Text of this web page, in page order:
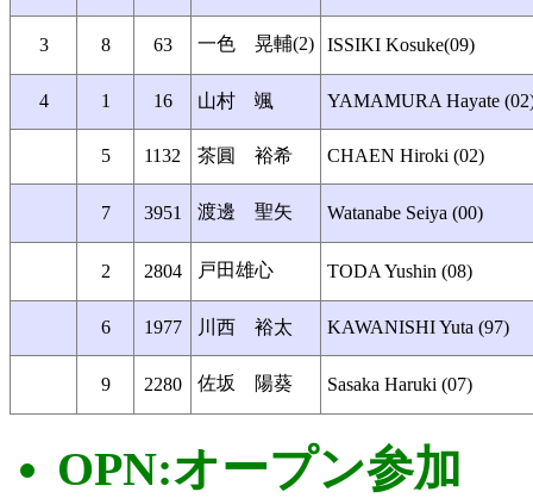
3 8 63 一色 晃輔(2) ISSIKI Kosuke(09)
4 1 16 山村 颯 YAMAMURA Hayate
5 1132 茶圓 裕希 CHAEN Hiroki (02)
7 3951 渡邊 聖矢 Watanabe Seiya (00)
2 2804 戸田雄心 TODA Yushin (08)
6 1977 川西 裕太 KAWANISHI Yuta (97)
9 2280 佐坂 陽葵 Sasaka Haruki (07)
OPN:オープン参加